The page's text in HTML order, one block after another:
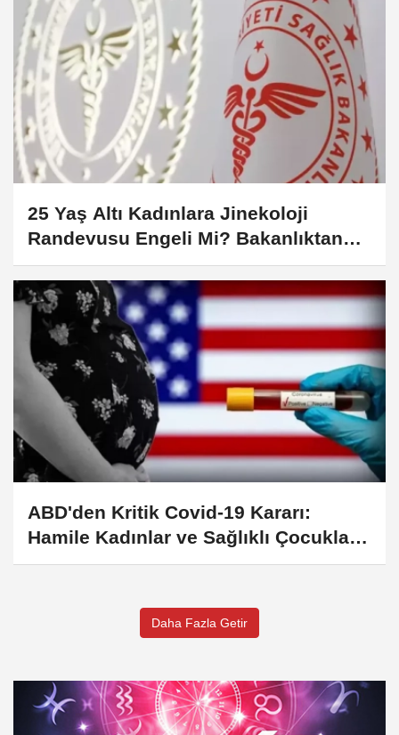
25 Yaş Altı Kadınlara Jinekoloji
Randevusu Engeli Mi? Bakanlıktan
Net Açıklama Geldi
ABD'den Kritik Covid-19 Kararı:
Hamile Kadınlar ve Sağlıklı Çocuklara
Aşı Tavsiyesi Kaldırıldı
Daha Fazla Getir